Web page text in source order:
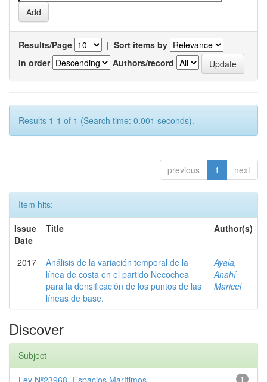
Results/Page | Sort items by
In order
Authors/record
Results 1-1 of 1 (Search time: 0.001 seconds).
previous 1 next
Item hits:
Issue
Date
Title Author(s)
2017
Análisis de la variación temporal de la
línea de costa en el partido Necochea
para la densificación de los puntos de las
líneas de base.
Ayala,
Anahí
Maricel
Discover
Subject
1
Ley Nº23968- Espacios Marítimos